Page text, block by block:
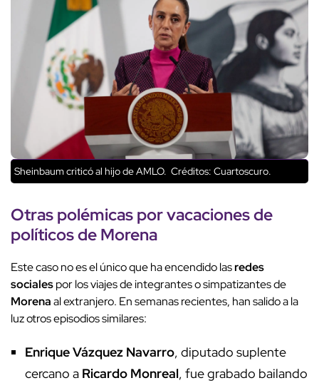
Sheinbaum criticó al hijo de AMLO. Créditos: Cuartoscuro.
Otras polémicas porvacacionesde
políticos deMorena
Este caso no es el único que ha encendido lasredes
socialespor los viajes de integrantes o simpatizantes de
Morenaal extranjero. En semanas recientes, han salido a la
luz otros episodios similares:
Enrique Vázquez Navarro, diputado suplente
cercano a Ricardo Monreal, fue grabado bailando